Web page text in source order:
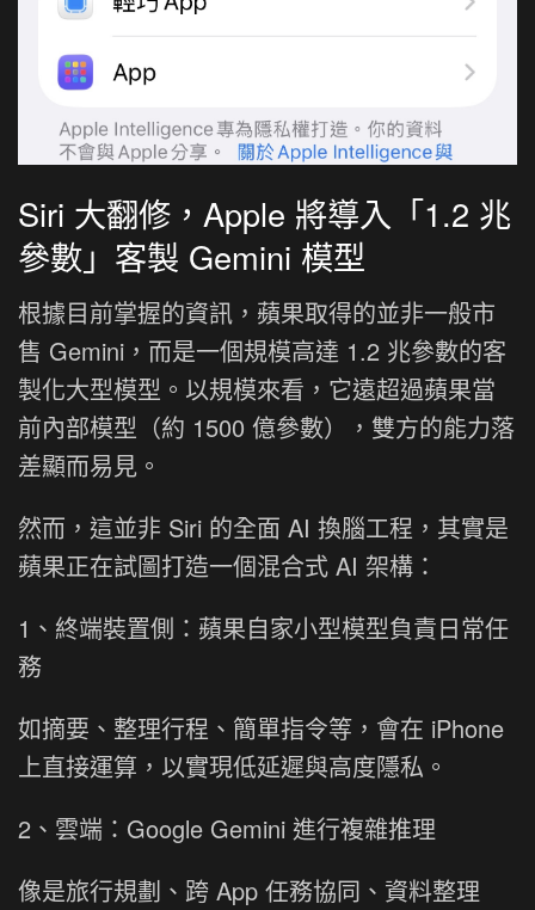
Siri 大翻修，Apple 將導入「1.2 兆
參數」客製 Gemini 模型
根據目前掌握的資訊，蘋果取得的並非一般市
售 Gemini，而是一個規模高達 1.2 兆參數的客
製化大型模型。以規模來看，它遠超過蘋果當
前內部模型（約 1500 億參數），雙方的能力落
差顯而易見。
然而，這並非 Siri 的全面 AI 換腦工程，其實是
蘋果正在試圖打造一個混合式 AI 架構：
1、終端裝置側：蘋果自家小型模型負責日常任
務
如摘要、整理行程、簡單指令等，會在 iPhone
上直接運算，以實現低延遲與高度隱私。
2、雲端：Google Gemini 進行複雜推理
像是旅行規劃、跨 App 任務協同、資料整理